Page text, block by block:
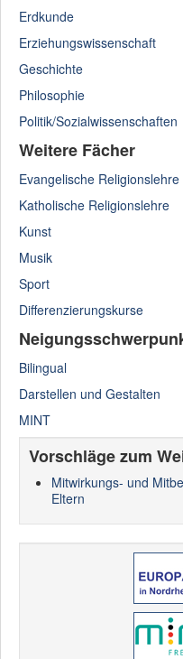
Erdkunde
Erziehungswissenschaft
Geschichte
Philosophie
Politik/Sozialwissenschaften
Weitere Fächer
Evangelische Religionslehre
Katholische Religionslehre
Kunst
Musik
Sport
Differenzierungskurse
Bilingual
Darstellen und Gestalten
MINT
Vorschläge zum
Mitwirkungs- und
Eltern